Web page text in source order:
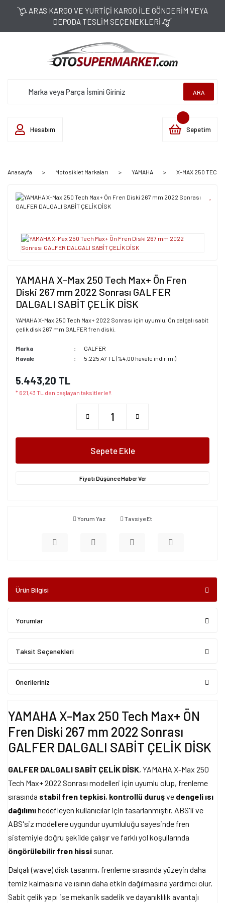
ARAS KARGO VE YURTİÇİ KARGO İLE GÖNDERİM VEYA
DEPODA TESLİM SEÇENEKLERİ
ARA
Hesabım Sepetim
Anasayfa Motosiklet Markaları YAMAHA X-MAX 250 TECH
YAMAHA X-Max 250 Tech Max+ Ön Fren
Diski 267 mm 2022 Sonrası GALFER
DALGALI SABİT ÇELİK DİSK
YAMAHA X-Max 250 Tech Max+ 2022 Sonrası için uyumlu, Ön dalgalı sabit
çelik disk 267 mm GALFER fren diski.
Marka
GALFER
Havale
5.225,47 TL (%4,00 havale indirimi)
5.443,20 TL
* 621,43 TL den başlayan taksitlerle!!
Sepete Ekle
Fiyatı Düşünce Haber Ver
Yorum Yaz Tavsiye Et
Ürün Bilgisi
Yorumlar
Taksit Seçenekleri
Önerileriniz
YAMAHA X-Max 250 Tech Max+ ÖN
Fren Diski 267 mm 2022 Sonrası
GALFER DALGALI SABİT ÇELİK DİSK
GALFER DALGALI SABİT ÇELİK DİSK, YAMAHA X-Max 250
Tech Max+ 2022 Sonrası modelleri için uyumlu olup, frenleme
sırasında stabil fren tepkisi, kontrollü duruşve dengeli ısı
dağılımıhedefleyen kullanıcılar için tasarlanmıştır. ABS'li ve
ABS'siz modellere uygundur uyumluluğu sayesinde fren
sistemiyle doğru şekilde çalışır ve farklı yol koşullarında
öngörülebilir fren hissi sunar.
Dalgalı (wave) disk tasarımı, frenleme sırasında yüzeyin daha
temiz kalmasına ve ısının daha etkin dağılmasına yardımcı olur.
Sabit çelik yapı ise mekanik sadelik ve dayanıklılık avantajı